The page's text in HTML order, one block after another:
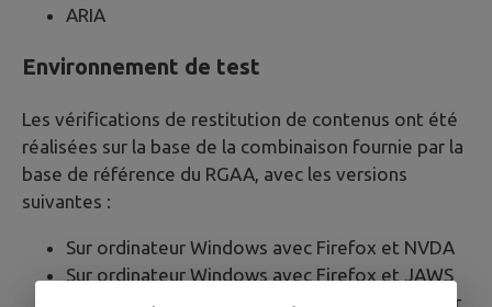
ARIA
Environnement de test
Les vérifications de restitution de contenus ont été
réalisées sur la base de la combinaison fournie par la
base de référence du RGAA, avec les versions
suivantes :
Sur ordinateur Windows avec Firefox et NVDA
Sur ordinateur Windows avec Firefox et JAWS
Sur ordinateur MacOS avec Safari et VoiceOver